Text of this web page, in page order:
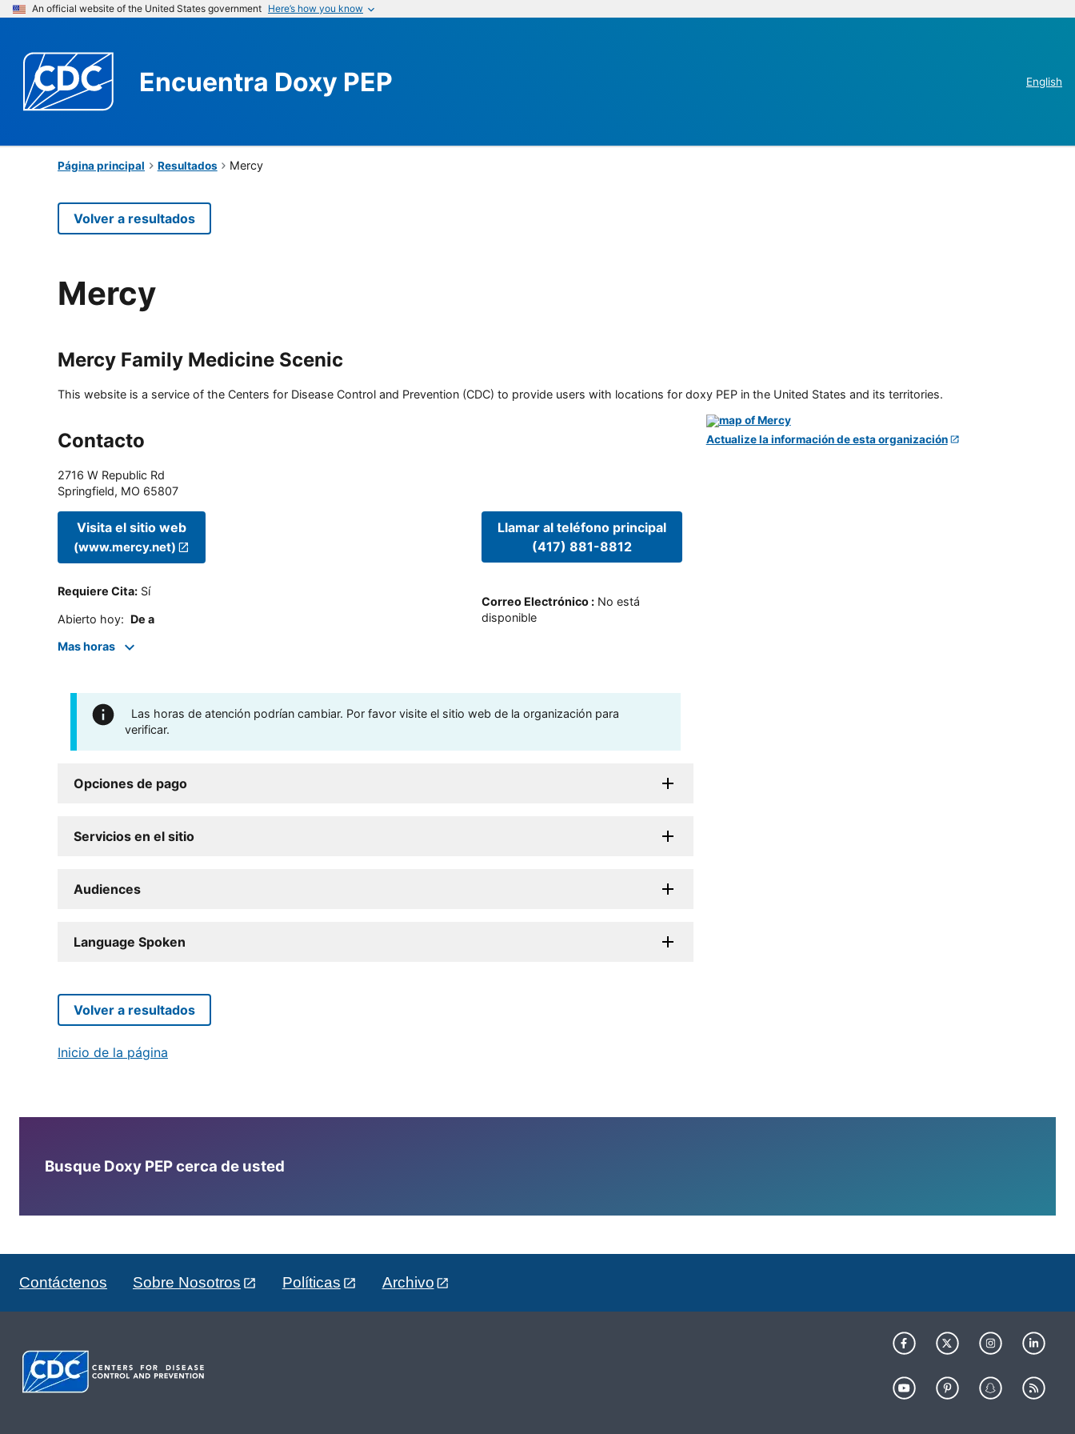
An official website of the United States government Here’s how you know
Encuentra Doxy PEP English
Página principal Resultados Mercy
Volver a resultados
Mercy
Mercy Family Medicine Scenic
This website is a service of the Centers for Disease Control and Prevention (CDC) to provide users with locations for doxy PEP in the United States and its territories.
Contacto
2716 W Republic Rd
Springfield, MO 65807
Visita el sitio web
(www.mercy.net)
Requiere Cita: Sí
Abierto hoy: De a
Mas horas
Llamar al teléfono principal
(417) 881-8812
Correo Electrónico: No está
disponible
Las horas de atención podrían cambiar. Por favor visite el sitio web de la organización para
verificar.
Opciones de pago
Servicios en el sitio
Audiences
Language Spoken
Actualize la información de esta organización
Volver a resultados
Inicio de la página
Busque Doxy PEP cerca de usted
Contáctenos Sobre Nosotros Políticas Archivo